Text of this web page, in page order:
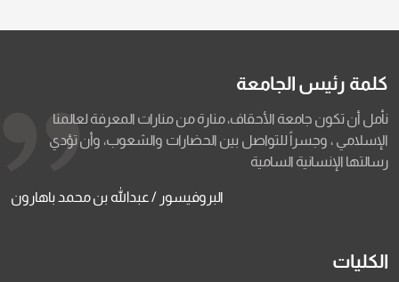
كلمة رئيس الجامعة
نأمل أن تكون جامعة الأحقاف، منارة من منارات المعرفة لعالمنا
الإسلامي ، وجسراً للتواصل بين الحضارات والشعوب، وأن تؤدي
رسالتها الإنسانية السامية
البروفيسور / عبدالله بن محمد باهارون
الكليات